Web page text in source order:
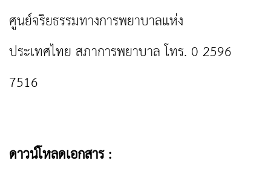
ศูนย์จริยธรรมทางการพยาบาลแห่ง
ประเทศไทย สภาการพยาบาล โทร. 0 2596
7516
ดาวน์โหลดเอกสาร :